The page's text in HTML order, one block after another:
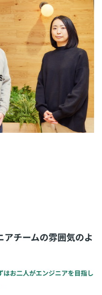
チームの雰囲気のよ
お二人がエンジニアを目指し